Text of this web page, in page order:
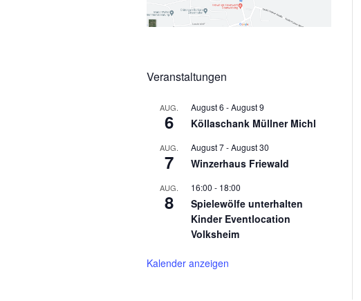
Veranstaltungen
AUG.
6
August 6 -August 9
Köllaschank Müllner Michl
AUG.
7
August 7-August 30
Winzerhaus Friewald
AUG.
8
16:00 - 18:00
Spielewölfe unterhalten
Kinder Eventlocation
Volksheim
Kalender anzeigen